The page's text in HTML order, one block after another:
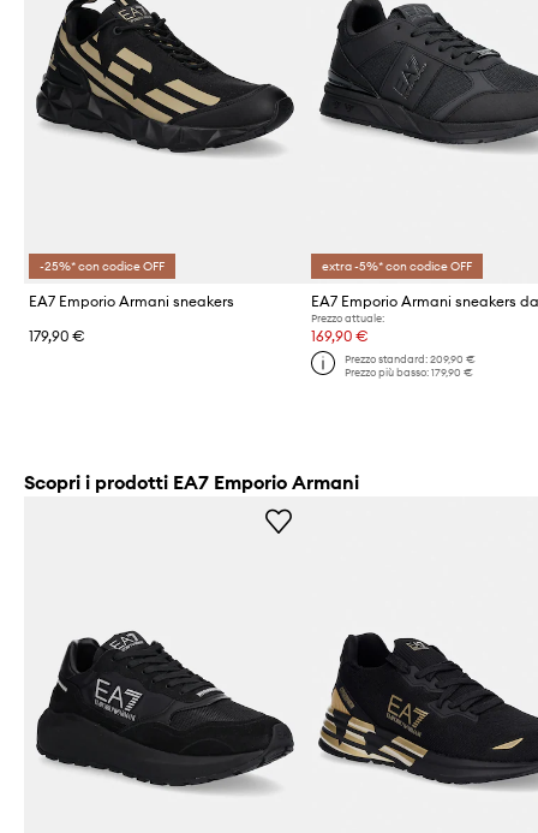
-25%* con codice OFF
EA7 Emporio Armani sneakers
179,90 €
extra -5%* con codice OFF
Prezzo attuale:
169,90 €
Prezzo standard: 209,90 €
Prezzo più basso: 179,90 €
Scopri i prodotti EA7 Emporio Armani